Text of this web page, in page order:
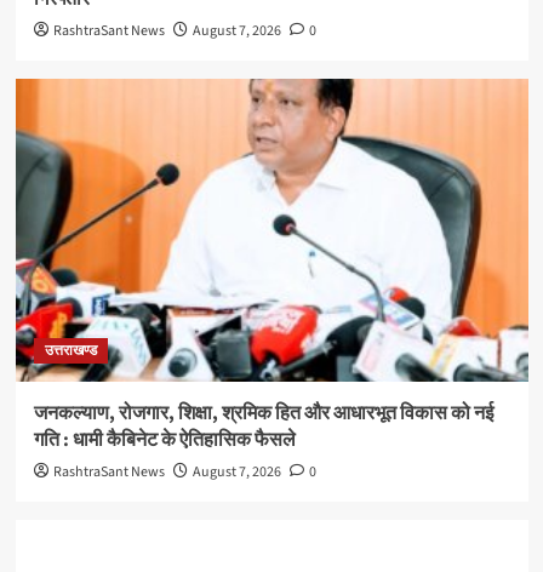
RashtraSant News August 7, 2026 0
उत्तराखण्ड
जनकल्याण, रोजगार, शिक्षा, श्रमिक हित और आधारभूत विकास को नई
गति : धामी कैबिनेट के ऐतिहासिक फैसले
RashtraSant News August 7, 2026 0